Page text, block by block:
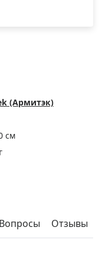
(Армитэк)
см
Вопросы Отзывы